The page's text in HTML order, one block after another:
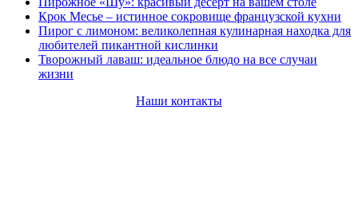
Крок Месье – истинное сокровище французской кухни
Пирог с лимоном: великолепная кулинарная находка для
любителей пикантной кислинки
Творожный лаваш: идеальное блюдо на все случаи
жизни
Наши контакты